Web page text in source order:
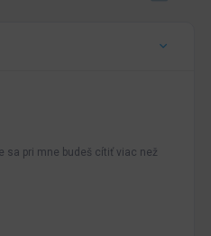
sa pri mne budeš cítiť viac než